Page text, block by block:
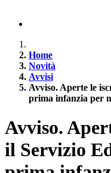
Home
Novità
Avvisi
Avviso. Aperte le
prima infanzia per
Avviso.
il Servizio